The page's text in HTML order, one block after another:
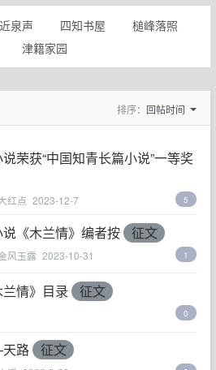
泉声 四知书屋
槌峰落照
津籍家园
排序： 回帖时间
荣获“中国知青长篇小说”一等奖
红点 2023-12-7 5
《木兰情》编者按 征文
风玉露 2023-10-31 1
情》目录 征文
0
路 征文